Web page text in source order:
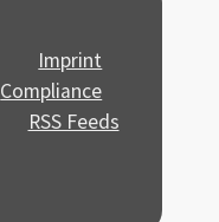
Imprint
Compliance
RSS Feeds